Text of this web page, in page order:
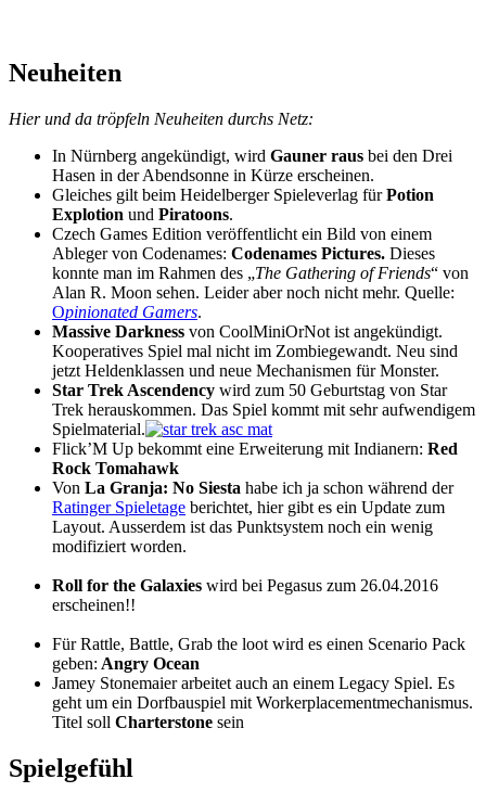
Neuheiten
Hier und da tröpfeln Neuheiten durchs Netz:
In Nürnberg angekündigt, wird Gauner raus bei den Drei
Hasen in der Abendsonne in Kürze erscheinen.
Gleiches gilt beim Heidelberger Spieleverlag fürPotion
Explotion und Piratoons.
Czech Games Edition veröffentlicht ein Bild von einem
Ableger von Codenames: Codenames Pictures. Dieses
konnte man im Rahmen des „The Gathering of Friends“ von
Alan R. Moon sehen. Leider aber noch nicht mehr. Quelle:
Opinionated Gamers.
Massive Darkness von CoolMiniOrNot ist angekündigt.
Kooperatives Spiel mal nicht im Zombiegewandt. Neu sind
jetzt Heldenklassen und neue Mechanismen für Monster.
Star Trek Ascendency wird zum 50 Geburtstag von Star
Trek herauskommen. Das Spiel kommt mit sehr aufwendigem
Spielmaterial.
Flick’M Up bekommt eine Erweiterung mit Indianern: Red
Rock Tomahawk
Von La Granja: No Siesta habe ich ja schon während der
Ratinger Spieletage berichtet, hier gibt es ein Update zum
Layout. Ausserdem ist das Punktsystem noch ein wenig
modifiziert worden.
Roll for the Galaxies wird bei Pegasus zum 26.04.2016
erscheinen!!
Für Rattle, Battle, Grab the loot wird es einen Scenario Pack
geben: Angry Ocean
Jamey Stonemaier arbeitet auch an einem Legacy Spiel. Es
geht um ein Dorfbauspiel mit Workerplacementmechanismus.
Titel soll Charterstone sein
Spielgefühl